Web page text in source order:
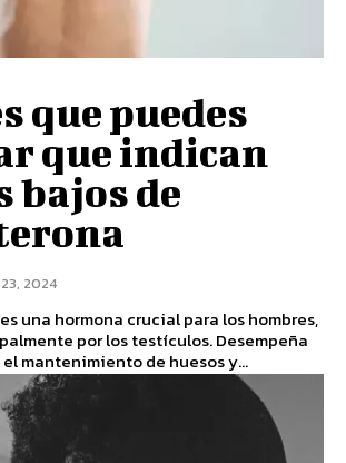
que puedes
que indican
bajos de
2024
una hormona crucial para los hombres,
por los testículos. Desempeña
mantenimiento de huesos y...